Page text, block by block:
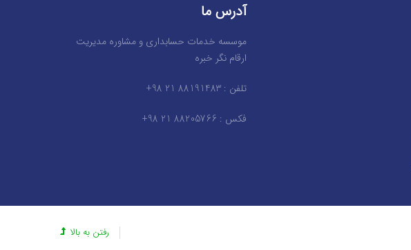
آدرس ما
موسسه خدمات حسابداری و مشاوره مدیریت
ارقام نگر خبره
تلفن : 88191483 21 98+
فکس : 88205766 21 98+
رفتن به بالا